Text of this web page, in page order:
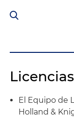
El Equipo de
Holland &